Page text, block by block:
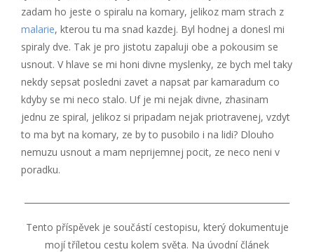
zadam ho jeste o spiralu na komary, jelikoz mam strach z
malarie, kterou tu ma snad kazdej. Byl hodnej a donesl mi
spiraly dve. Tak je pro jistotu zapaluji obe a pokousim se
usnout. V hlave se mi honi divne myslenky, ze bych mel taky
nekdy sepsat posledni zavet a napsat par kamaradum co
kdyby se mi neco stalo. Uf je mi nejak divne, zhasinam
jednu ze spiral, jelikoz si pripadam nejak priotravenej, vzdyt
to ma byt na komary, ze by to pusobilo i na lidi? Dlouho
nemuzu usnout a mam neprijemnej pocit, ze neco neni v
poradku.
Tento příspěvek je součástí cestopisu, který dokumentuje
mojí tříletou cestu kolem světa. Na úvodní článek